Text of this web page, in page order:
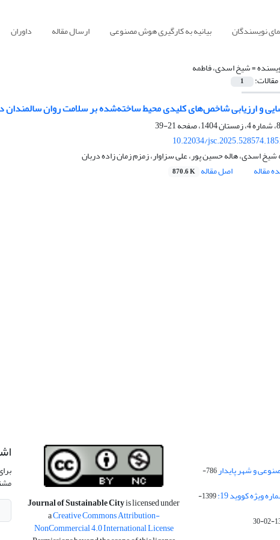
نویسندگان بیانیه به کارگیری هوش مصنوعی ارسال مقاله داوران
=شیخ اسدی، فاطمه
1
و ارزیابی شاخص‌های کلیدی محیط ساخته‌شده بر سلامت روان سالمندان
21-39
10.22034/
شیخ اسدی، هاله حسین پور، علی سزاوار، زمزم زمان زاده دربان
مقاله
اصل مقاله 870.6 K
و شهر پایدار
786-
ویژه کووید 19:
1399-
Journal of Sustainable Cityis licensed under
aCreative Commons Attribution-
NonCommercial 4.0 International License